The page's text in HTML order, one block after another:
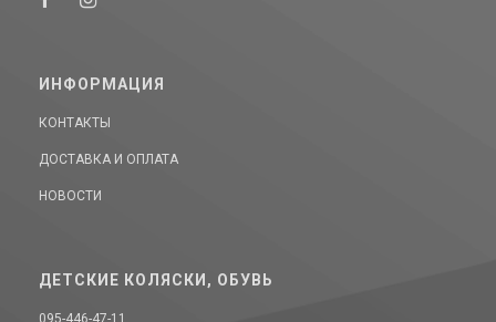
ИНФОРМАЦИЯ
КОНТАКТЫ
ДОСТАВКА И ОПЛАТА
НОВОСТИ
ДЕТСКИЕ КОЛЯСКИ, ОБУВЬ